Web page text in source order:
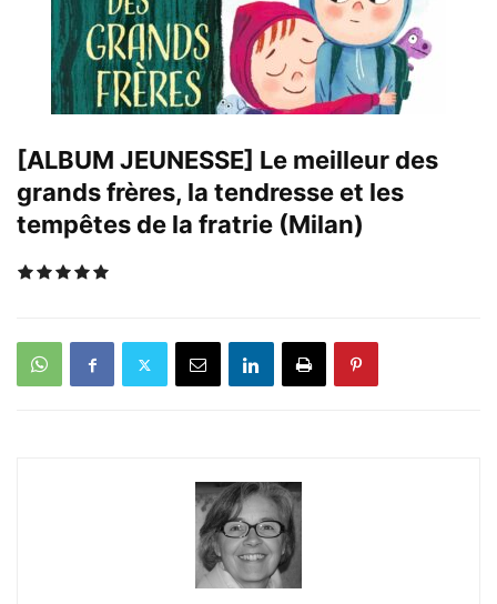
[ALBUM JEUNESSE] Le meilleur des
grands frères, la tendresse et les
tempêtes de la fratrie (Milan)